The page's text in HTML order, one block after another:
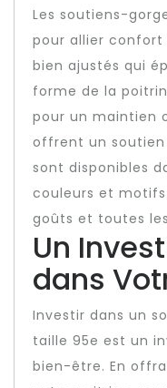
Les soutiens-
pour allier confort
bien ajustés qui
forme de la
pour un maintien
offrent un soutien
sont disponibles
couleurs et motifs
goûts et toutes
Un
dans
Investir dans un
taille 95e est un
bien-être. En